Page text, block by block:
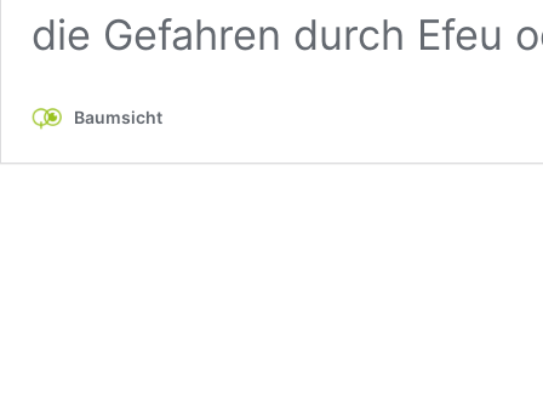
die Gefahren durch Efeu
Baumsicht